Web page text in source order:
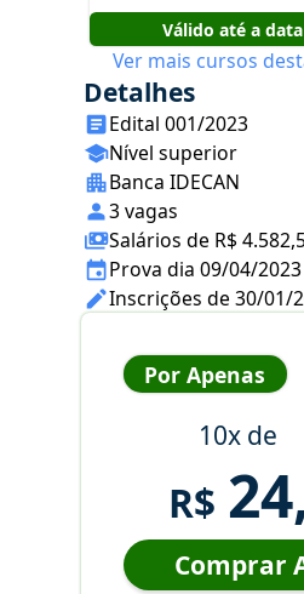
Válido até a
Ver mais cursos
Detalhes
Edital 001/2023
Nível superior
Banca IDECAN
3 vagas
Salários de R$
Prova dia 09/04/2023
Inscrições de 30/01/
Por Apenas
10x de
R$
Comprar